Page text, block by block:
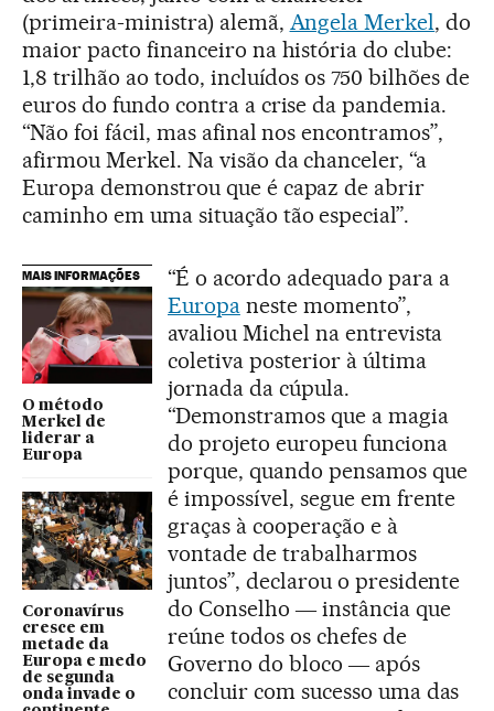
(primeira-ministra) alemã, Angela Merkel, do
maior pacto financeiro na história do clube:
1,8 trilhão ao todo, incluídos os 750 bilhões de
euros do fundo contra a crise da pandemia.
“Não foi fácil, mas afinal nos encontramos”,
afirmou Merkel. Na visão da chanceler, “a
Europa demonstrou que é capaz de abrir
caminho em uma situação tão especial”.
MAIS INFORMAÇÕES
O método
Merkel de
liderar a
Europa
Coronavírus
cresce em
metade da
Europa e medo
de segunda
onda invade o
“É o acordo adequado para a
Europaneste momento”,
avaliou Michel na entrevista
coletiva posterior à última
jornada da cúpula.
“Demonstramos que a magia
do projeto europeu funciona
porque, quando pensamos que
é impossível, segue em frente
graças à cooperação e à
vontade de trabalharmos
juntos”, declarou o presidente
do Conselho ― instância que
reúne todos os chefes de
Governo do bloco ― após
concluir com sucesso uma das